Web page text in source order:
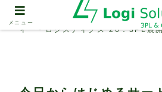
3PL
今日からは
ィー・ロジスティクス 26：3PL展
メニュー